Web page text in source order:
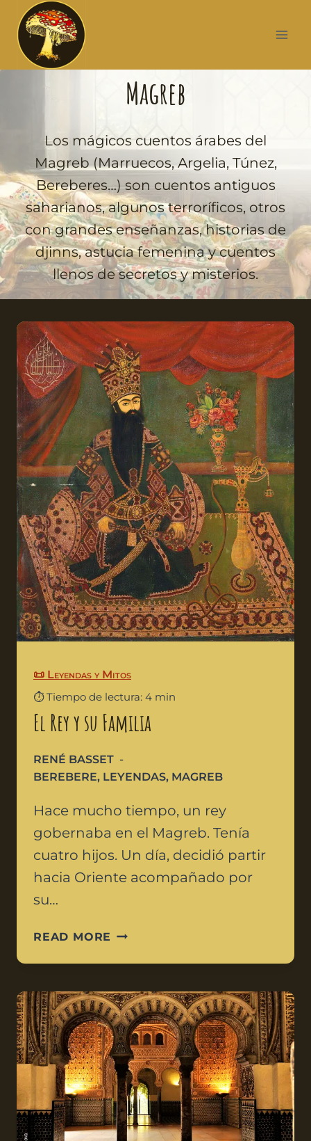
Magreb
Los mágicos cuentos árabes del
Magreb (Marruecos, Argelia, Túnez,
Bereberes…) son cuentos antiguos
saharianos, algunos terroríficos, otros
con grandes enseñanzas, historias de
djinns, astucia femenina y cuentos
llenos de secretos y misterios.
📜 Leyendas y Mitos
⏱️ Tiempo de lectura: 4 min
El Rey y su Familia
RENÉ BASSET
BEREBERE, LEYENDAS, MAGREB
Hace mucho tiempo, un rey
gobernaba en el Magreb. Tenía
cuatro hijos. Un día, decidió partir
hacia Oriente acompañado por
su…
READ MORE